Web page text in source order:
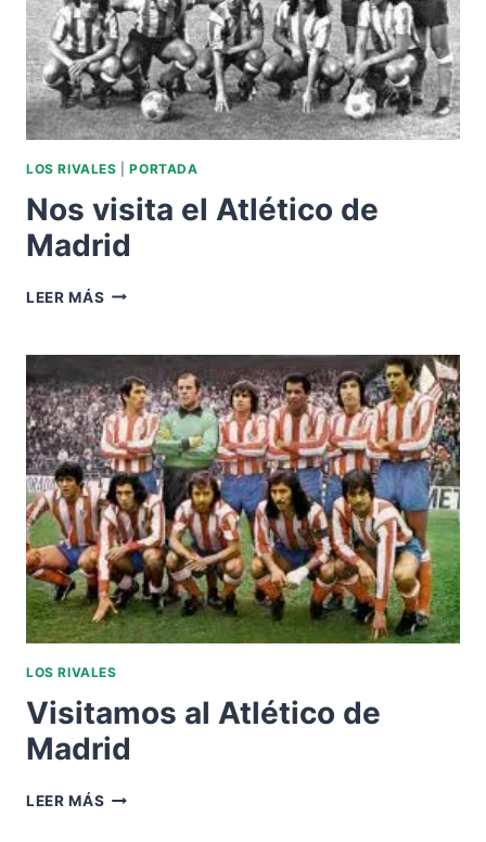
LOS RIVALES |PORTADA
Nos visita el Atlético de
Madrid
LEER MÁS NOS
ATLÉTICO
DE
MADRID
LOS RIVALES
Visitamos al Atlético de
Madrid
LEER MÁS VISITAMOS